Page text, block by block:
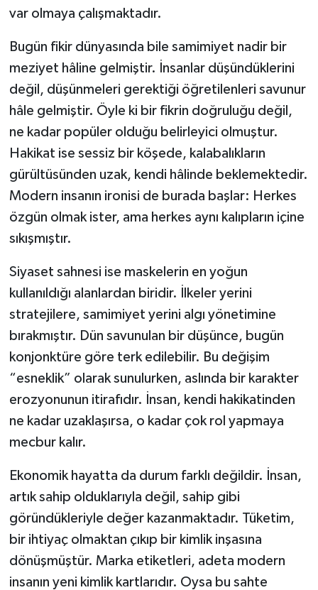
var olmaya çalışmaktadır.
Bugün fikir dünyasında bile samimiyet nadir bir
meziyet hâline gelmiştir. İnsanlar düşündüklerini
değil, düşünmeleri gerektiği öğretilenleri savunur
hâle gelmiştir. Öyle ki bir fikrin doğruluğu değil,
ne kadar popüler olduğu belirleyici olmuştur.
Hakikat ise sessiz bir köşede, kalabalıkların
gürültüsünden uzak, kendi hâlinde beklemektedir.
Modern insanın ironisi de burada başlar: Herkes
özgün olmak ister, ama herkes aynı kalıpların içine
sıkışmıştır.
Siyaset sahnesi ise maskelerin en yoğun
kullanıldığı alanlardan biridir. İlkeler yerini
stratejilere, samimiyet yerini algı yönetimine
bırakmıştır. Dün savunulan bir düşünce, bugün
konjonktüre göre terk edilebilir. Bu değişim
“esneklik” olarak sunulurken, aslında bir karakter
erozyonunun itirafıdır. İnsan, kendi hakikatinden
ne kadar uzaklaşırsa, o kadar çok rol yapmaya
mecbur kalır.
Ekonomik hayatta da durum farklı değildir. İnsan,
artık sahip olduklarıyla değil, sahip gibi
göründükleriyle değer kazanmaktadır. Tüketim,
bir ihtiyaç olmaktan çıkıp bir kimlik inşasına
dönüşmüştür. Marka etiketleri, adeta modern
insanın yeni kimlik kartlarıdır. Oysa bu sahte